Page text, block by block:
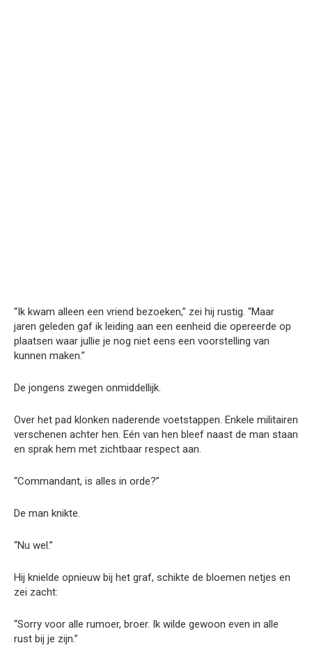
“Ik kwam alleen een vriend bezoeken,” zei hij rustig. “Maar
jaren geleden gaf ik leiding aan een eenheid die opereerde op
plaatsen waar jullie je nog niet eens een voorstelling van
kunnen maken.”
De jongens zwegen onmiddellijk.
Over het pad klonken naderende voetstappen. Enkele militairen
verschenen achter hen. Eén van hen bleef naast de man staan
en sprak hem met zichtbaar respect aan.
“Commandant, is alles in orde?”
De man knikte.
“Nu wel.”
Hij knielde opnieuw bij het graf, schikte de bloemen netjes en
zei zacht:
“Sorry voor alle rumoer, broer. Ik wilde gewoon even in alle
rust bij je zijn.”